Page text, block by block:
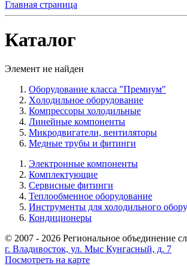
Главная страница
Каталог
Элемент не найден
Оборудование класса "Премиум"
Xолодильное оборудование
Компрессоры холодильные
Линейные компоненты
Микродвигатели, вентиляторы
Медные трубы и фитинги
Электронные компоненты
Комплектующие
Сервисные фитинги
Теплообменное оборудование
Инструменты для холодильного
Кондиционеры
© 2007 - 2026 Региональное объединение
г. Владивосток, ул. Мыс Кунгасный, д. 7
Посмотреть на карте